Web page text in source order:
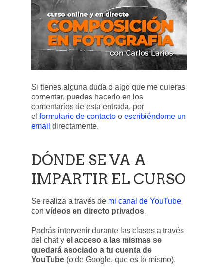
Si tienes alguna duda o algo que me quieras
comentar, puedes hacerlo en los
comentarios de esta entrada, por
el formulario de contacto o escribiéndome un
email directamente.
DÓNDE SE VA A
IMPARTIR EL CURSO
Se realiza a través de mi canal de YouTube,
con vídeos en directo privados.
Podrás intervenir durante las clases a través
del chat y el acceso a las mismas se
quedará asociado a tu cuenta de
YouTube (o de Google, que es lo mismo).